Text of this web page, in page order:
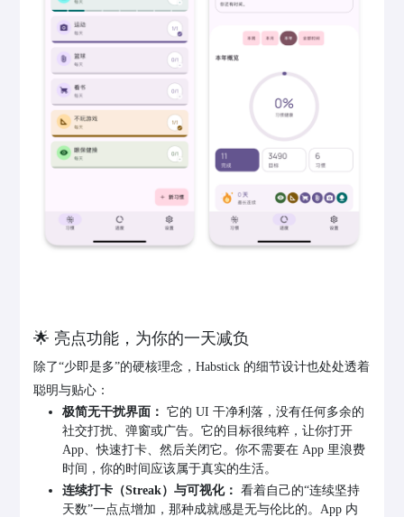
🌟 亮点功能，为你的一天减负
除了“少即是多”的硬核理念，Habstick 的细节设计也处处透着
聪明与贴心：
极简无干扰界面： 它的 UI 干净利落，没有任何多余的
社交打扰、弹窗或广告。它的目标很纯粹，让你打开
App、快速打卡、然后关闭它。你不需要在 App 里浪费
时间，你的时间应该属于真实的生活。
连续打卡（Streak）与可视化： 看着自己的“连续坚持
天数”一点点增加，那种成就感是无与伦比的。App 内